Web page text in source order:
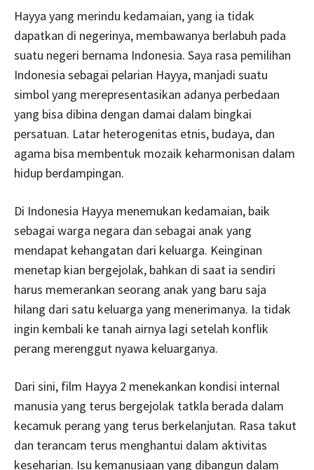
Hayya yang merindu kedamaian, yang ia tidak
dapatkan di negerinya, membawanya berlabuh pada
suatu negeri bernama Indonesia. Saya rasa pemilihan
Indonesia sebagai pelarian Hayya, manjadi suatu
simbol yang merepresentasikan adanya perbedaan
yang bisa dibina dengan damai dalam bingkai
persatuan. Latar heterogenitas etnis, budaya, dan
agama bisa membentuk mozaik keharmonisan dalam
hidup berdampingan.
Di Indonesia Hayya menemukan kedamaian, baik
sebagai warga negara dan sebagai anak yang
mendapat kehangatan dari keluarga. Keinginan
menetap kian bergejolak, bahkan di saat ia sendiri
harus memerankan seorang anak yang baru saja
hilang dari satu keluarga yang menerimanya. Ia tidak
ingin kembali ke tanah airnya lagi setelah konflik
perang merenggut nyawa keluarganya.
Dari sini, film Hayya 2 menekankan kondisi internal
manusia yang terus bergejolak tatkla berada dalam
kecamuk perang yang terus berkelanjutan. Rasa takut
dan terancam terus menghantui dalam aktivitas
keseharian. Isu kemanusiaan yang dibangun dalam